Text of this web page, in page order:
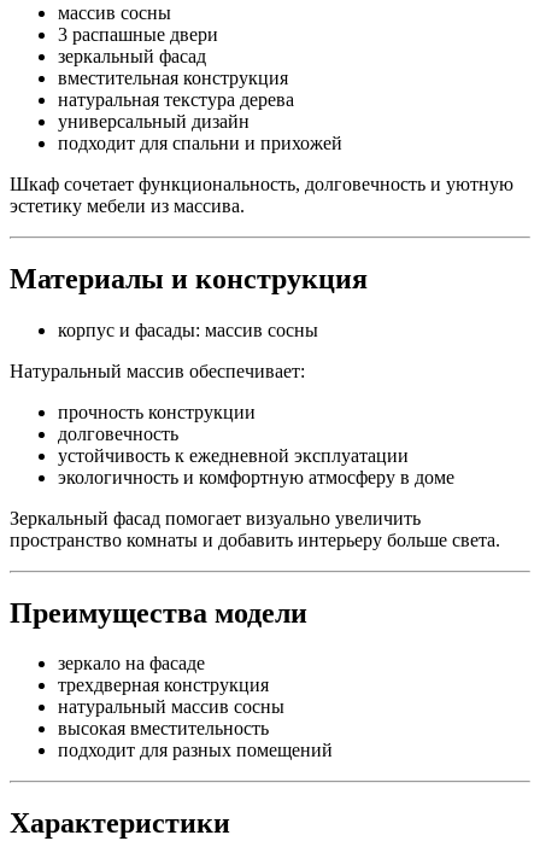
массив сосны
3 распашные двери
зеркальный фасад
вместительная конструкция
натуральная текстура дерева
универсальный дизайн
подходит для спальни и прихожей
Шкаф сочетает функциональность, долговечность и уютную
эстетику мебели из массива.
Материалы и конструкция
корпус и фасады: массив сосны
Натуральный массив обеспечивает:
прочность конструкции
долговечность
устойчивость к ежедневной эксплуатации
экологичность и комфортную атмосферу в доме
Зеркальный фасад помогает визуально увеличить
пространство комнаты и добавить интерьеру больше света.
Преимущества модели
зеркало на фасаде
трехдверная конструкция
натуральный массив сосны
высокая вместительность
подходит для разных помещений
Характеристики